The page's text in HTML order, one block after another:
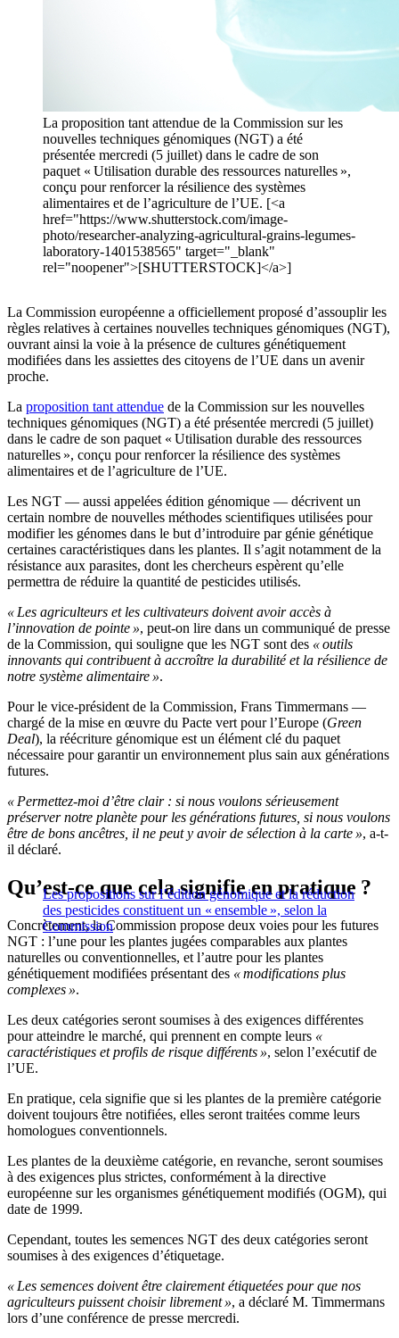
La proposition tant attendue de la Commission sur les
nouvelles techniques génomiques (NGT) a été
présentée mercredi (5 juillet) dans le cadre de son
paquet « Utilisation durable des ressources naturelles »,
conçu pour renforcer la résilience des systèmes
alimentaires et de l’agriculture de l’UE. [<a
href="https://www.shutterstock.com/image-
photo/researcher-analyzing-agricultural-grains-legumes-
laboratory-1401538565" target="_blank"
rel="noopener">[SHUTTERSTOCK]</a>]
La Commission européenne a officiellement proposé d’assouplir les
règles relatives à certaines nouvelles techniques génomiques (NGT),
ouvrant ainsi la voie à la présence de cultures génétiquement
modifiées dans les assiettes des citoyens de l’UE dans un avenir
proche.
La proposition tant attendue de la Commission sur les nouvelles
techniques génomiques (NGT) a été présentée mercredi (5 juillet)
dans le cadre de son paquet « Utilisation durable des ressources
naturelles », conçu pour renforcer la résilience des systèmes
alimentaires et de l’agriculture de l’UE.
Les NGT — aussi appelées édition génomique — décrivent un
certain nombre de nouvelles méthodes scientifiques utilisées pour
modifier les génomes dans le but d’introduire par génie génétique
certaines caractéristiques dans les plantes. Il s’agit notamment de la
résistance aux parasites, dont les chercheurs espèrent qu’elle
permettra de réduire la quantité de pesticides utilisés.
« Les agriculteurs et les cultivateurs doivent avoir accès à
l’innovation de pointe », peut-on lire dans un communiqué de presse
de la Commission, qui souligne que les NGT sont des « outils
innovants qui contribuent à accroître la durabilité et la résilience de
notre système alimentaire ».
Pour le vice-président de la Commission, Frans Timmermans —
chargé de la mise en œuvre du Pacte vert pour l’Europe (Green
Deal), la réécriture génomique est un élément clé du paquet
nécessaire pour garantir un environnement plus sain aux générations
futures.
« Permettez-moi d’être clair : si nous voulons sérieusement
préserver notre planète pour les générations futures, si nous voulons
être de bons ancêtres, il ne peut y avoir de sélection à la carte », a-t-
il déclaré.
Les propositions sur l’édition génomique et la réduction
des pesticides constituent un « ensemble », selon la
Commission
Qu’est-ce que cela signifie en pratique ?
Concrètement, la Commission propose deux voies pour les futures
NGT : l’une pour les plantes jugées comparables aux plantes
naturelles ou conventionnelles, et l’autre pour les plantes
génétiquement modifiées présentant des « modifications plus
complexes ».
Les deux catégories seront soumises à des exigences différentes
pour atteindre le marché, qui prennent en compte leurs «
caractéristiques et profils de risque différents », selon l’exécutif de
l’UE.
En pratique, cela signifie que si les plantes de la première catégorie
doivent toujours être notifiées, elles seront traitées comme leurs
homologues conventionnels.
Les plantes de la deuxième catégorie, en revanche, seront soumises
à des exigences plus strictes, conformément à la directive
européenne sur les organismes génétiquement modifiés (OGM), qui
date de 1999.
Cependant, toutes les semences NGT des deux catégories seront
soumises à des exigences d’étiquetage.
« Les semences doivent être clairement étiquetées pour que nos
agriculteurs puissent choisir librement », a déclaré M. Timmermans
lors d’une conférence de presse mercredi.